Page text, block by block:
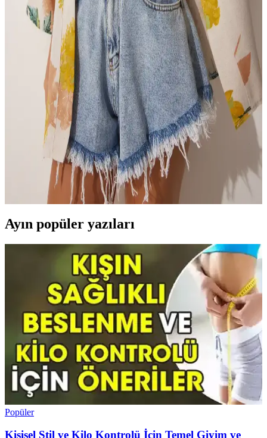
Bigdart 5866 nakışlı örme kimono, şık ve rahat tasarımıyla yaz
aylarında serin tutar, çeşitli kombinasyonlara uyum sağlar, dayanıklı
ve cilt dostu özellikleriyle öne çıkar.
Brntekstil Welsoft Kimono Peluş Polar Sabahlık:
Sıcak ve Konforlu Ev Giyim Seçeneği
Brntekstil'in Welsoft Kimono Peluş Polar Sabahlık, yüksek ısı
yalıtımı ve yumuşak dokusuyla kış aylarında evde sıcaklık ve konfor
sağlar, geniş kalıbı ve şık tasarımıyla kullanıcı memnuniyetini artırır.
Happiness İstanbul Kadın Sarı Bej Desenli Keten
Viskon Kimono Rahat ve Şık Yaz Giyim Seçeneği
Happiness İstanbul’un sarı bej desenli keten-viskon kimono, hafif ve
nefes alabilen yapısıyla yaz aylarında rahatlık ve şıklık sağlar, çeşitli
kombinasyonlara uyum sağlar.
Ayın popüler yazıları
Popüler
Kişisel Stil ve Kilo Kontrolü İçin Temel Giyim ve